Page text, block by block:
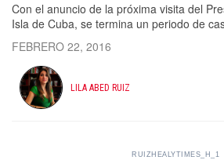
Con el anuncio de la próxima visita del
Isla de Cuba, se termina un periodo de
FEBRERO 22, 2016
LILA ABED RUIZ
RUIZHEALYTIMES_H_1